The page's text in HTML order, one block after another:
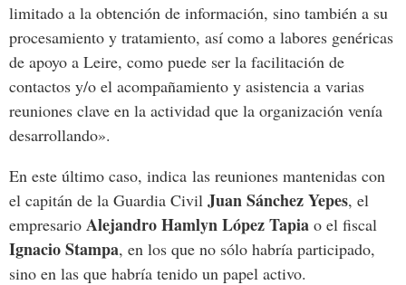
limitado a la obtención de información, sino también a su
procesamiento y tratamiento, así como a labores genéricas
de apoyo a Leire, como puede ser la facilitación de
contactos y/o el acompañamiento y asistencia a varias
reuniones clave en la actividad que la organización venía
desarrollando».
En este último caso, indica las reuniones mantenidas con
el capitán de la Guardia Civil JuanSánchez Yepes, el
empresario Alejandro Hamlyn López Tapia o el fiscal
Ignacio Stampa, en los que no sólo habría participado,
sino en las que habría tenido un papel activo.